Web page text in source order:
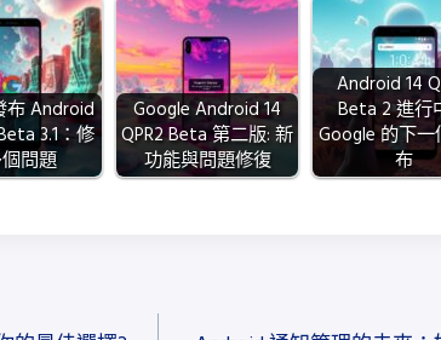
布 Android
3.1：修
問題
Google Android 14
QPR2 Beta 第二版: 新
功能與問題修復
Android 14
Beta 2 進行
Google 的下一
布